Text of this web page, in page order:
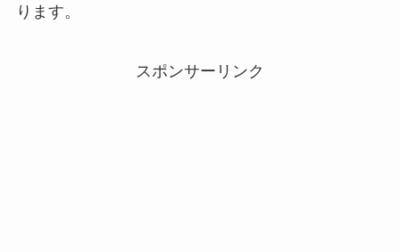
ります。
スポンサーリンク